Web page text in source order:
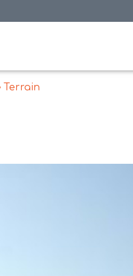
Terrain